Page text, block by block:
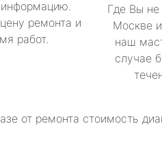
ремонта и
работ.
Где Вы не
Москве
наш
случае
от ремонта стоимость